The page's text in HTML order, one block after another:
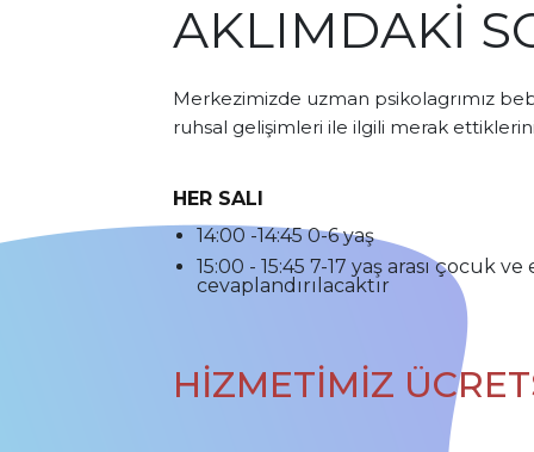
AKLIMDAKİ
Merkezimizde uzman psikolagrımız
ruhsal gelişimleri ile ilgili merak
HER SALI
14:00 -14:45 0-6 yaş
15:00 - 15:45 7-17 yaş arası çocuk
cevaplandırılacaktır
HİZMETİMİZ